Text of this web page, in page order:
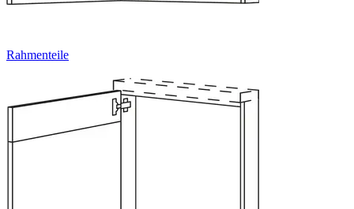
Rahmenteile